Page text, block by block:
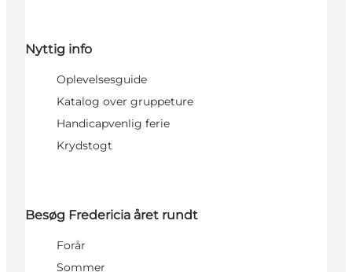
Nyttig info
Oplevelsesguide
Katalog over gruppeture
Handicapvenlig ferie
Krydstogt
Besøg Fredericia året rundt
Forår
Sommer